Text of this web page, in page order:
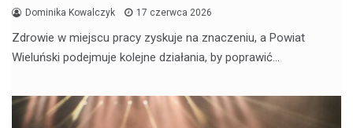
Dominika Kowalczyk 17 czerwca 2026
Zdrowie w miejscu pracy zyskuje na znaczeniu, a Powiat
Wieluński podejmuje kolejne działania, by poprawić…